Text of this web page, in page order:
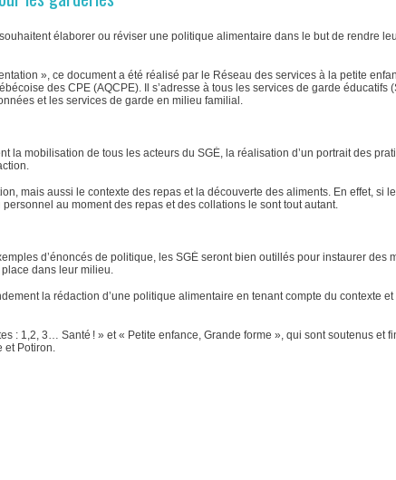
élaborer ou réviser une politique alimentaire dans le but de rendre
», ce document a été réalisé par le Réseau des services à la petite
des CPE (AQCPE). Il s’adresse à tous les services de garde éducatifs
et les services de garde en milieu familial.
la mobilisation de tous les acteurs du SGÉ, la réalisation d’un portrait des
mais aussi le contexte des repas et la découverte des aliments. En effet, si
au moment des repas et des collations le sont tout autant.
d’énoncés de politique, les SGÉ seront bien outillés pour instaurer des
dans leur milieu.
la rédaction d’une politique alimentaire en tenant compte du contexte et
: 1,2, 3… Santé ! » et « Petite enfance, Grande forme », qui sont soutenus et
et Potiron.